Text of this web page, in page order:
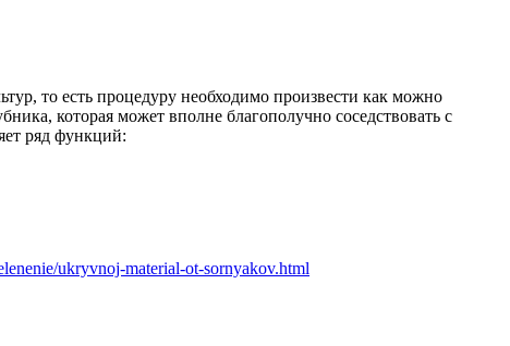
то есть процедуру необходимо произвести как можно
которая может вполне благополучно соседствовать с
ряд функций:
ukryvnoj-material-ot-sornyakov.html